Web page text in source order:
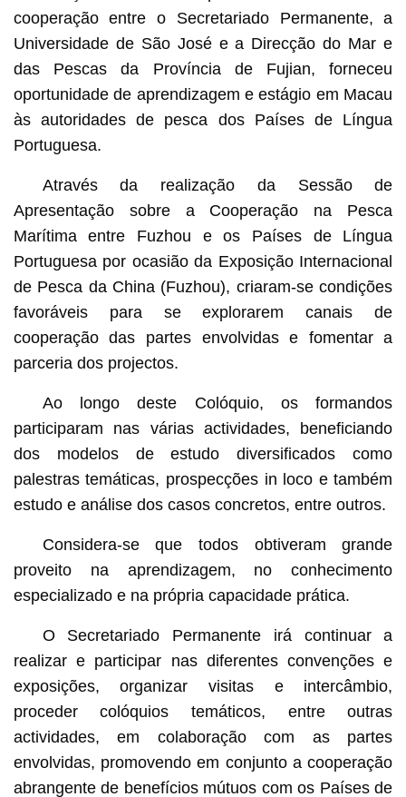
cooperação entre o Secretariado Permanente, a
Universidade de São José e a Direcção do Mar e
das Pescas da Província de Fujian, forneceu
oportunidade de aprendizagem e estágio em Macau
às autoridades de pesca dos Países de Língua
Portuguesa.
Através da realização da Sessão de
Apresentação sobre a Cooperação na Pesca
Marítima entre Fuzhou e os Países de Língua
Portuguesa por ocasião da Exposição Internacional
de Pesca da China (Fuzhou), criaram-se condições
favoráveis para se explorarem canais de
cooperação das partes envolvidas e fomentar a
parceria dos projectos.
Ao longo deste Colóquio, os formandos
participaram nas várias actividades, beneficiando
dos modelos de estudo diversificados como
palestras temáticas, prospecções in loco e também
estudo e análise dos casos concretos, entre outros.
Considera-se que todos obtiveram grande
proveito na aprendizagem, no conhecimento
especializado e na própria capacidade prática.
O Secretariado Permanente irá continuar a
realizar e participar nas diferentes convenções e
exposições, organizar visitas e intercâmbio,
proceder colóquios temáticos, entre outras
actividades, em colaboração com as partes
envolvidas, promovendo em conjunto a cooperação
abrangente de benefícios mútuos com os Países de